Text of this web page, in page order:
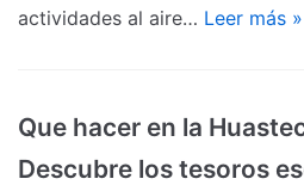
actividades al aire… Leer más »
Que hacer en la
Descubre los tesoros